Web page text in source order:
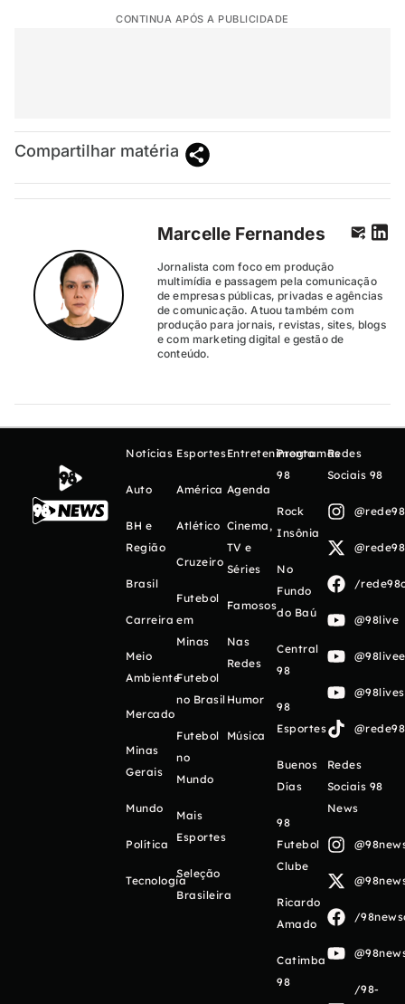
CONTINUA APÓS A PUBLICIDADE
Compartilhar matéria
Marcelle Fernandes
Jornalista com foco em produção
multimídia e passagem pela comunicação
de empresas públicas, privadas e agências
de comunicação. Atuou também com
produção para jornais, revistas, sites, blogs
e com marketing digital e gestão de
conteúdo.
Notícias
Auto
BH e
Região
Brasil
Carreira
Meio
Ambiente
Mercado
Minas
Gerais
Mundo
Política
Tecnologia
Esportes
América
Atlético
Cruzeiro
Futebol
em
Minas
Futebol
no Brasil
Futebol
no
Mundo
Mais
Esportes
Seleção
Brasileira
Entretenimento
Agenda
Cinema,
TV e
Séries
Famosos
Nas
Redes
Humor
Música
Programas
98
Rock
Insônia
No
Fundo
do Baú
Central
98
98
Esportes
Buenos
Días
98
Futebol
Clube
Ricardo
Amado
Catimba
98
Redes
Sociais 98
/
@98live
Redes
Sociais 98
News
/
/98-